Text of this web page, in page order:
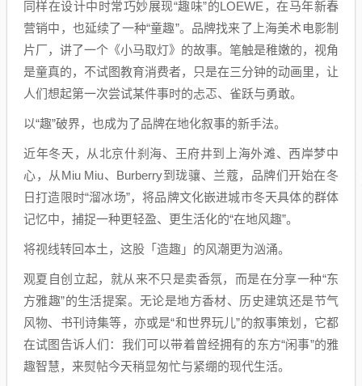
同样在设计中时常巧妙展现“趣味”的LOEWE，在马年新春
营销中，也延续了一种“童趣”。品牌找来了上海美术电影制
片厂，讲了一个《小马取灯》的故事。笔触是稚嫩的，视角
是童真的，不试图教育消费者，只是在三分钟的动画里，让
人们想起第一次尝试某件事时的忐忑、雀跃与勇敢。
以“趣”破界，也成为了品牌在地化叙事的新手法。
近年冬天，从北京什刹海、王府井到上海外滩、西岸梦中
心，从Miu Miu、Burberry到珑骧、兰蔻，品牌们开始在冬
日打造限时“溜冰场”，将品牌文化嵌进城市冬天具体的群体
记忆中，捕捉一种更轻盈、更生活化的“在地风趣”。
将视线转回本土，这股「造趣」的风潮更为汹涌。
观夏自创立起，就从来不只是卖香氛，而是在分享一种“东
方雅趣”的生活提案。无论是地方香材、历史建筑还是节气
风物、书刊诗集等，亦或是“和世界玩儿”的叙事策划，它都
在试图告诉人们：我们可以带着曾经拥有的东方“闲事”的雅
趣智慧，来熨帖今天稍显匆忙与紧绷的现代生活。